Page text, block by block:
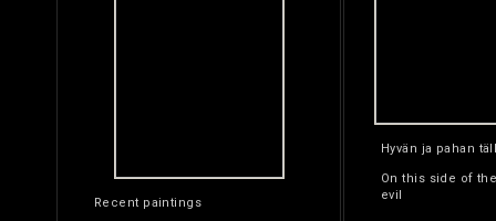
Recent paintings
Hyvän ja pahan
On this side of
evil